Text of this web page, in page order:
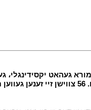
געהאט יקסידינגלי،
"פארוואר דעם איז געווען דער זון פון גאָט." 55 סך ווייבער האבן עס וואַטשינג פון ווייַטן ، ווער האט נאכגעגאנגען יאָשקע פון